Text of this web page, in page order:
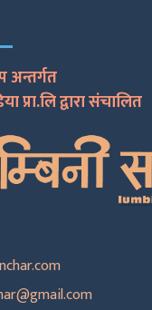
अन्तर्गत
प्रा.लि द्वारा संचालित